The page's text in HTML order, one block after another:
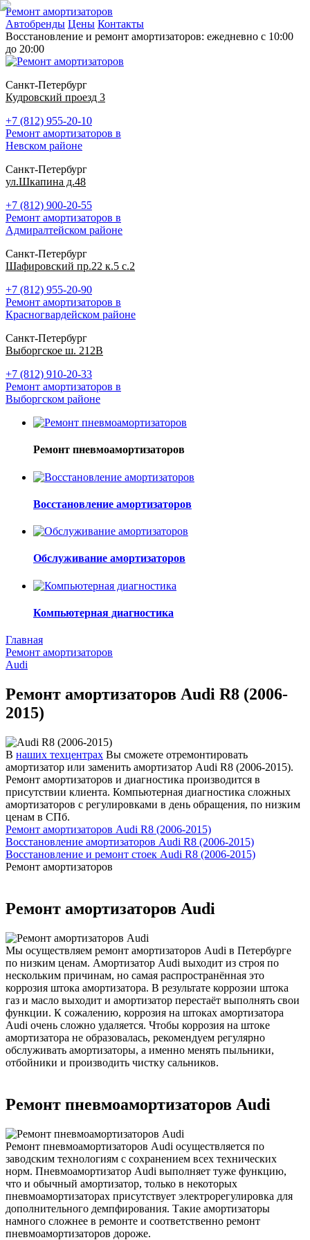
Ремонт амортизаторов
Автобренды Цены Контакты
Восстановление и ремонт амортизаторов: ежедневно с 10:00
до 20:00
Санкт-Петербург
Кудровский проезд 3
+7 (812) 955-20-10
Ремонт амортизаторов в
Невском районе
Санкт-Петербург
ул.Шкапина д.48
+7 (812) 900-20-55
Ремонт амортизаторов в
Адмиралтейском районе
Санкт-Петербург
Шафировский пр.22 к.5 с.2
+7 (812) 955-20-90
Ремонт амортизаторов в
Красногвардейском районе
Санкт-Петербург
Выборгское ш. 212В
+7 (812) 910-20-33
Ремонт амортизаторов в
Выборгском районе
Ремонт пневмоамортизаторов
Восстановление амортизаторов
Обслуживание амортизаторов
Компьютерная диагностика
Главная
Ремонт амортизаторов
Audi
Ремонт амортизаторов Audi R8 (2006-
2015)
В наших техцентрах Вы сможете отремонтировать
амортизатор или заменить амортизатор Audi R8 (2006-2015).
Ремонт амортизаторов и диагностика производится в
присутствии клиента. Компьютерная диагностика сложных
амортизаторов с регулировками в день обращения, по низким
ценам в СПб.
Ремонт амортизаторов Audi R8 (2006-2015)
Восстановление амортизаторов Audi R8 (2006-2015)
Восстановление и ремонт стоек Audi R8 (2006-2015)
Ремонт амортизаторов
Ремонт амортизаторов Audi
Мы осуществляем ремонт амортизаторов Audi в Петербурге
по низким ценам. Амортизатор Audi выходит из строя по
нескольким причинам, но самая распространённая это
коррозия штока амортизатора. В результате коррозии штока
газ и масло выходит и амортизатор перестаёт выполнять свои
функции. К сожалению, коррозия на штоках амортизатора
Audi очень сложно удаляется. Чтобы коррозия на штоке
амортизатора не образовалась, рекомендуем регулярно
обслуживать амортизаторы, а именно менять пыльники,
отбойники и производить чистку сальников.
Ремонт пневмоамортизаторов Audi
Ремонт пневмоамортизаторов Audi осуществляется по
заводским технологиям с сохранением всех технических
норм. Пневмоамортизатор Audi выполняет туже функцию,
что и обычный амортизатор, только в некоторых
пневмоамортизаторах присутствует электрорегулировка для
дополнительного демпфирования. Такие амортизаторы
намного сложнее в ремонте и соответственно ремонт
пневмоамортизаторов дороже.